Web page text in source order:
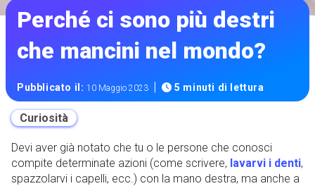
Perché ci sono più destri
che mancini nel mondo?
Pubblicato il:10 Maggio 2023 | 5 minuti di lettura
Curiosità
Devi aver già notato che tu o le persone che conosci
compite determinate azioni (come scrivere, lavarvi i denti,
spazzolarvi i capelli, ecc.) con la mano destra, ma anche a